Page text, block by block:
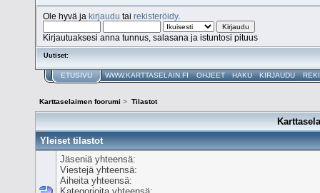
Ole hyvä jakirjaudu tairekisteröidy.
Kirjautuaksesi anna tunnus, salasana ja istuntosi pituus
Uutiset:
ETUSIVU WWW.KARTTASELAIN.FI OHJEET HAKU KIRJAUDU
Karttaselaimen foorumi > Tilastot
Yleiset tilastot
Jäseniä yhteensä:
Viestejä yhteensä:
Aiheita yhteensä: